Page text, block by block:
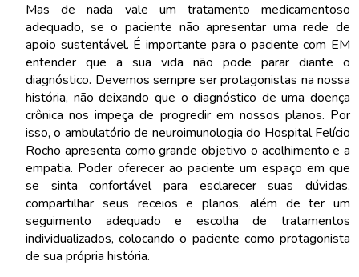
Mas de nada vale um tratamento medicamentoso
adequado, se o paciente não apresentar uma rede de
apoio sustentável. É importante para o paciente com EM
entender que a sua vida não pode parar diante o
diagnóstico. Devemos sempre ser protagonistas na nossa
história, não deixando que o diagnóstico de uma doença
crônica nos impeça de progredir em nossos planos. Por
isso, o ambulatório de neuroimunologia do Hospital Felício
Rocho apresenta como grande objetivo o acolhimento e a
empatia. Poder oferecer ao paciente um espaço em que
se sinta confortável para esclarecer suas dúvidas,
compartilhar seus receios e planos, além de ter um
seguimento adequado e escolha de tratamentos
individualizados, colocando o paciente como protagonista
de sua própria história.